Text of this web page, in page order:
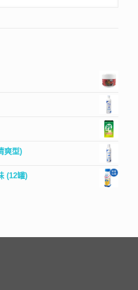
爽型)
(12罐)